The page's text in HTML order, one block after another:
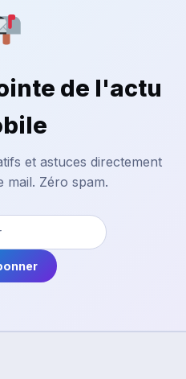
de l'actu
et astuces directement
mail. Zéro spam.